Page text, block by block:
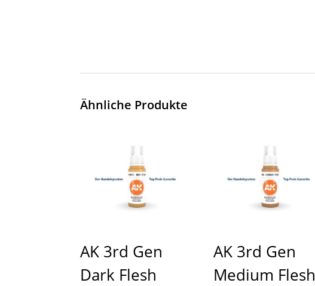
Ähnliche Produkte
AK 3rd Gen
Dark Flesh
AK 3rd Gen
Medium Flesh